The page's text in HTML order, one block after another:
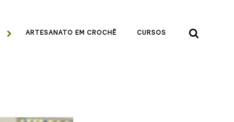
 ARTESANATO EM CROCHÊ CURSOS 